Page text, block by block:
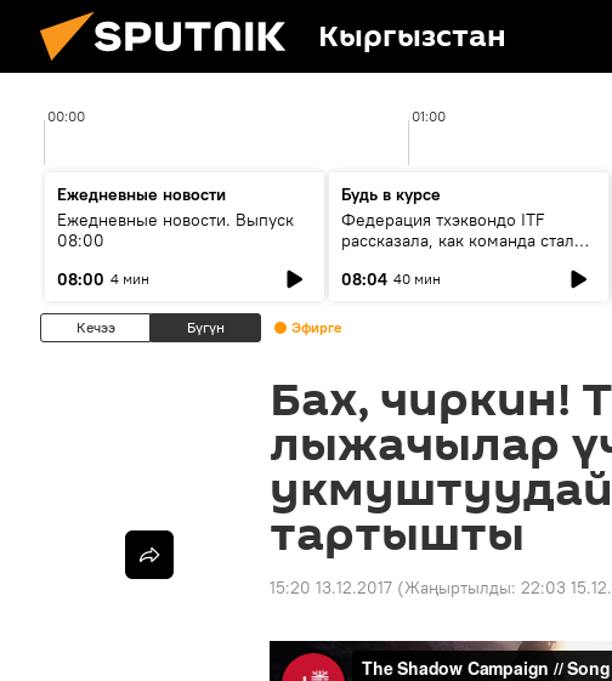
Кыргызстан
00:00 01:00
Ежедневные новости
Ежедневные новости. Выпуск
08:00
08:00 4 мин
Будь в курсе
Федерация тхэквондо ITF
рассказала, как команда стала
08:04 40 мин
Кечээ Бүгүн Эфирге
Бах, чиркин!
лыжачылар
тартышты
15:20 13.12.2017 (Жаңыртылды: 22:03